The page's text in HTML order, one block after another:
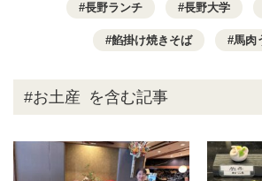
長野ランチ 長野大学
餡掛け焼きそば 馬肉
#お土産 を含む記事